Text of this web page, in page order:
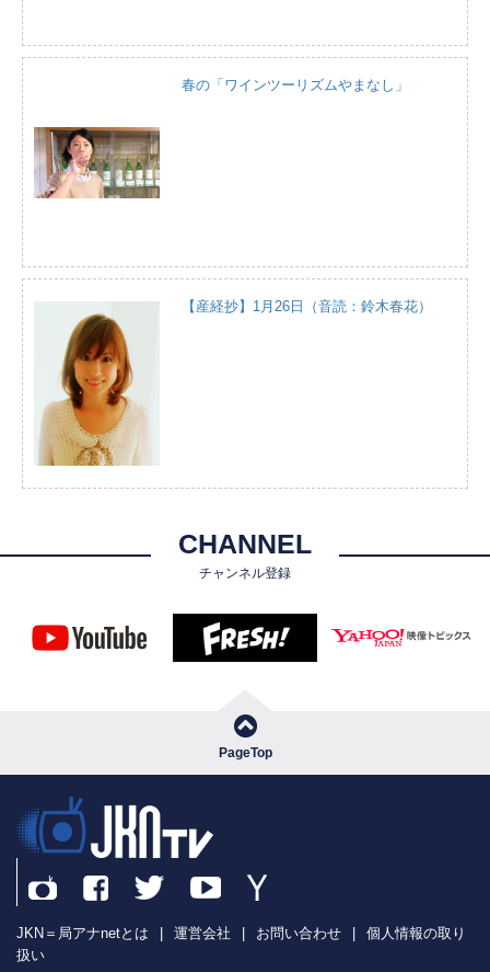
春の「ワインツーリズムやまなし」
【産経抄】1月26日（音読：鈴木春花）
CHANNEL
チャンネル登録
PageTop
JKN＝局アナnetとは 運営会社 お問い合わせ
個人情報の取り
扱い